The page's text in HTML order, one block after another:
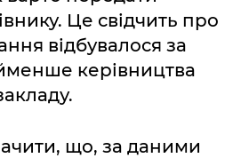
Це свідчить про
відбувалося за
керівництва
що, за даними